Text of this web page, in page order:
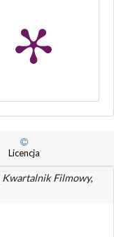
Licencja
Kwartalnik Filmowy,